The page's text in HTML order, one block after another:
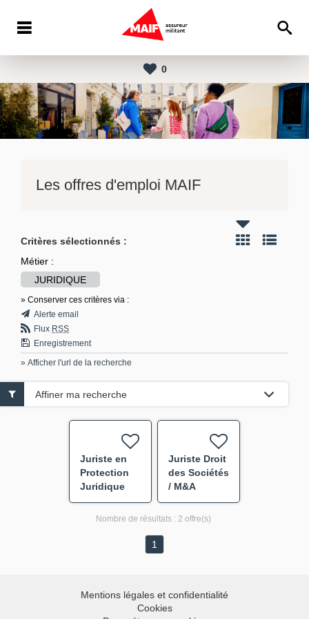
0
Les offres d'emploi MAIF
Critères sélectionnés :
Métier :
JURIDIQUE
» Conserver ces critères via :
Alerte email
Flux RSS
Enregistrement
» Afficher l'url de la recherche
Juriste en
Protection
Juridique
F/H
Juriste Droit
des Sociétés
/ M&A
Affiner ma recherche
Nombre de résultats : 2 offre(s)
1
Mentions légales et confidentialité
Cookies